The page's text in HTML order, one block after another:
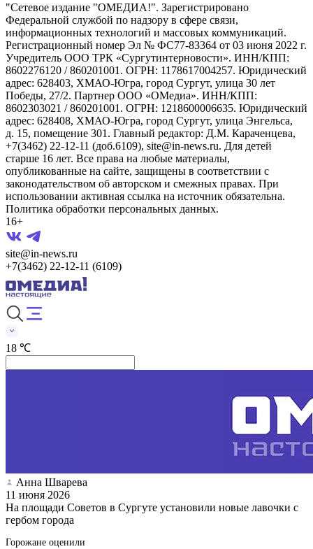
"Сетевое издание "ОМЕДИА!". Зарегистрировано
Федеральной службой по надзору в сфере связи,
информационных технологий и массовых коммуникаций.
Регистрационный номер Эл № ФС77-83364 от 03 июня 2022 г.
Учредитель ООО ТРК «Сургутинтерновости». ИНН/КПП:
8602276120 / 860201001. ОГРН: 1178617004257. Юридический
адрес: 628403, ХМАО-Югра, город Сургут, улица 30 лет
Победы, 27/2. Партнер ООО «ОМедиа». ИНН/КПП:
8602303021 / 860201001. ОГРН: 1218600006635. Юридический
адрес: 628408, ХМАО-Югра, город Сургут, улица Энгельса,
д. 15, помещение 301. Главный редактор: Д.М. Караченцева,
+7(3462) 22-12-11 (доб.6109), site@in-news.ru. Для детей
старше 16 лет. Все права на любые материалы,
опубликованные на сайте, защищены в соответствии с
законодательством об авторском и смежных правах. При
использовании активная ссылка на источник обязательна.
Политика обработки персональных данных.
16+
site@in-news.ru
+7(3462) 22-12-11 (6109)
18 ℃
Анна Шварева
11 июня 2026
На площади Советов в Сургуте установили новые лавочки с
гербом города
Горожане оценили